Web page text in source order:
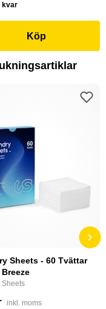
kvar
Köp
Sheets - 60 Tvättar
Sheets
inkl. moms